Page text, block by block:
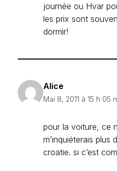
journée ou Hvar
les prix sont
dormir!
Alice
Mai 8, 2011 à 15 h 05
pour la voiture, ce
m’inquiéterais plus
croatie. si c’est